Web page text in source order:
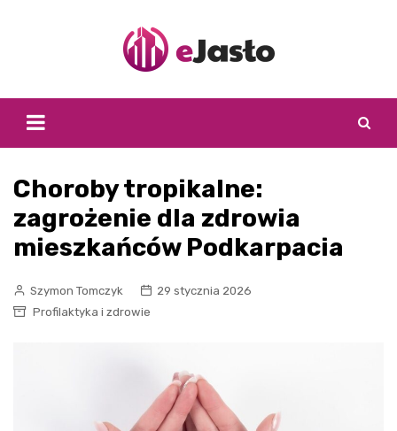
Choroby tropikalne:
zagrożenie dla zdrowia
mieszkańców Podkarpacia
Szymon Tomczyk
29 stycznia 2026
Profilaktyka i zdrowie